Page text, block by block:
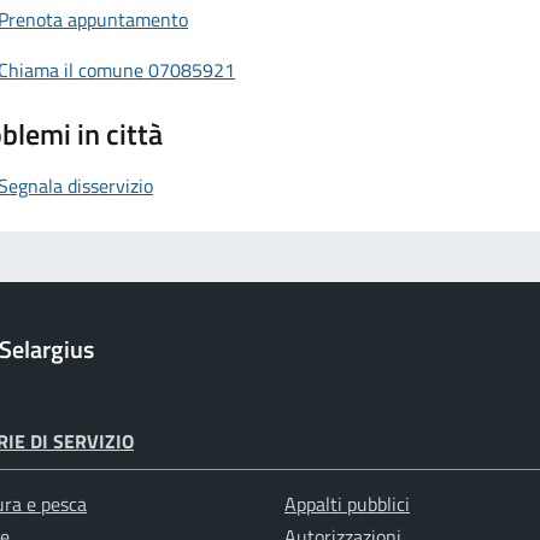
appuntamento
il comune 07085921
in città
disservizio
DI SERVIZIO
e pesca
Appalti pubblici